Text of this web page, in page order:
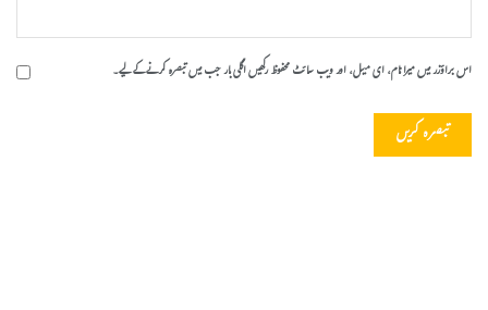
اس براؤزر میں میرا نام، ای میل، اور ویب سائٹ محفوظ رکھیں اگلی بار جب میں تبصرہ کرنے کےلیے۔